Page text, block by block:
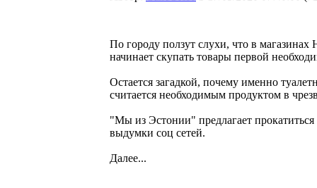
По городу ползут слухи, что в
начинает скупать товары первой
Остается загадкой, почему именно
считается необходимым продуктом в
"Мы из Эстонии" предлагает
выдумки соц сетей.
Далее...